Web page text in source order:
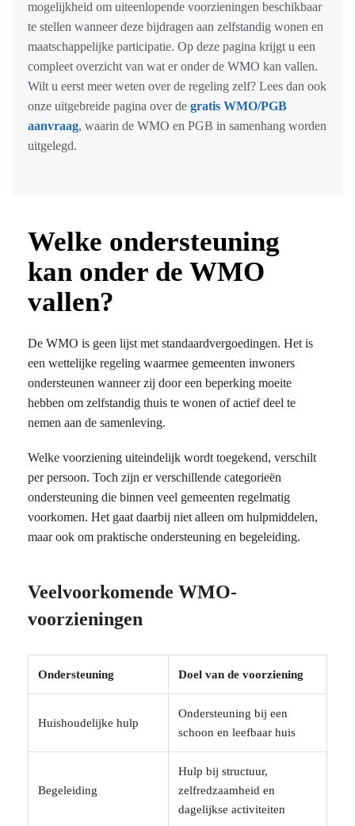
mogelijkheid om uiteenlopende voorzieningen beschikbaar
te stellen wanneer deze bijdragen aan zelfstandig wonen en
maatschappelijke participatie. Op deze pagina krijgt u een
compleet overzicht van wat er onder de WMO kan vallen.
Wilt u eerst meer weten over de regeling zelf? Lees dan ook
onze uitgebreide pagina over de gratis WMO/PGB
aanvraag, waarin de WMO en PGB in samenhang worden
uitgelegd.
Welke ondersteuning
kan onder de WMO
vallen?
De WMO is geen lijst met standaardvergoedingen. Het is
een wettelijke regeling waarmee gemeenten inwoners
ondersteunen wanneer zij door een beperking moeite
hebben om zelfstandig thuis te wonen of actief deel te
nemen aan de samenleving.
Welke voorziening uiteindelijk wordt toegekend, verschilt
per persoon. Toch zijn er verschillende categorieën
ondersteuning die binnen veel gemeenten regelmatig
voorkomen. Het gaat daarbij niet alleen om hulpmiddelen,
maar ook om praktische ondersteuning en begeleiding.
Veelvoorkomende WMO-
voorzieningen
Ondersteuning Doel van de voorziening
Huishoudelijke hulp
Ondersteuning bij een
schoon en leefbaar huis
Begeleiding
Hulp bij structuur,
zelfredzaamheid en
dagelijkse activiteiten